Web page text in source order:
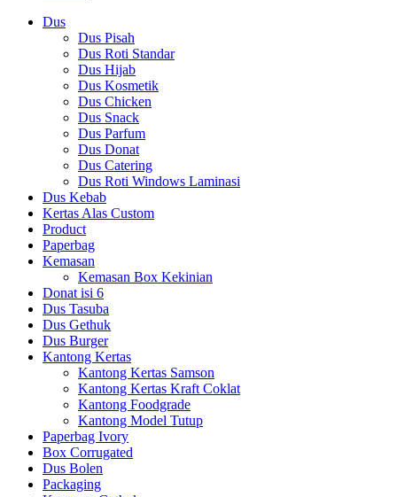
Dus
Dus Pisah
Dus Roti Standar
Dus Hijab
Dus Kosmetik
Dus Chicken
Dus Snack
Dus Parfum
Dus Donat
Dus Catering
Dus Roti Windows Laminasi
Dus Kebab
Kertas Alas Custom
Product
Paperbag
Kemasan
Kemasan Box Kekinian
Donat isi 6
Dus Tasuba
Dus Gethuk
Dus Burger
Kantong Kertas
Kantong Kertas Samson
Kantong Kertas Kraft Coklat
Kantong Foodgrade
Kantong Model Tutup
Paperbag Ivory
Box Corrugated
Dus Bolen
Packaging